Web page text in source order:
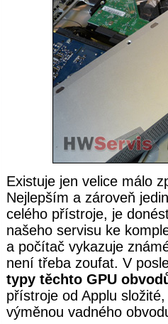
Existuje jen velice málo
Nejlepším a zároveň
celého přístroje, je
našeho servisu ke
a počítač vykazuje
není třeba zoufat. V
typy těchto GPU
přístroje od Applu
výměnou vadného